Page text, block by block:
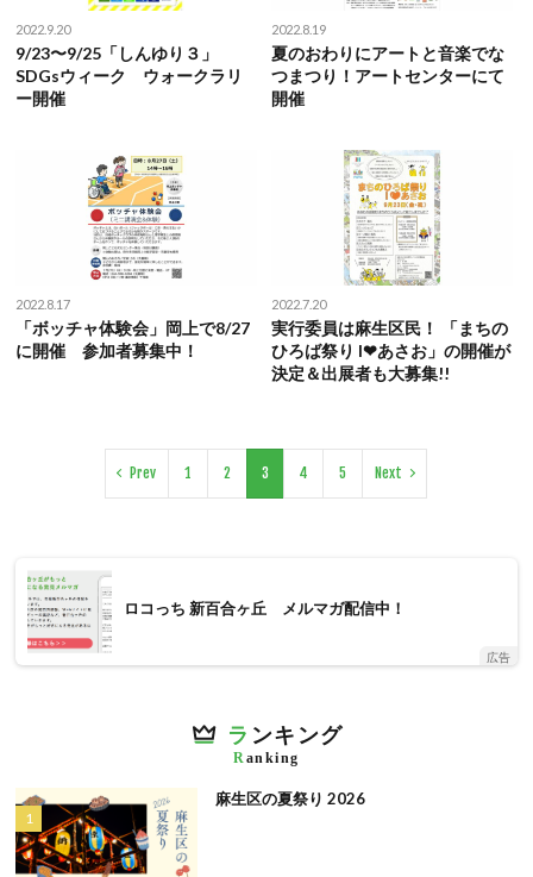
2022.9.20
9/23〜9/25「しんゆり３」
SDGsウィーク ウォークラリ
ー開催
2022.8.19
夏のおわりにアートと音楽でな
つまつり！アートセンターにて
開催
2022.8.17
「ボッチャ体験会」岡上で8/27
に開催 参加者募集中！
2022.7.20
実行委員は麻生区民！ 「まちの
ひろば祭り I❤︎あさお」の開催が
決定＆出展者も大募集!!
Prev 1 2 3 4 5 Next
ロコっち 新百合ヶ丘 メルマガ配信中！
広告
ラ ンキング
Ranking
麻生区の夏祭り 2026